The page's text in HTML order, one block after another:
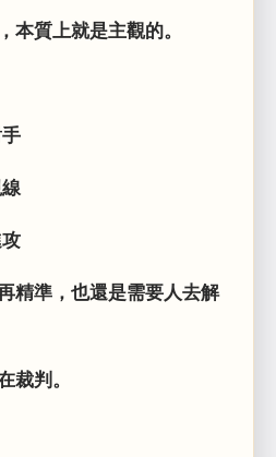
本質上就是主觀的。
精準，也還是需要人去解
裁判。